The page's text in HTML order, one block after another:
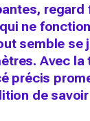
ne
semble se
Avec la
précis
de